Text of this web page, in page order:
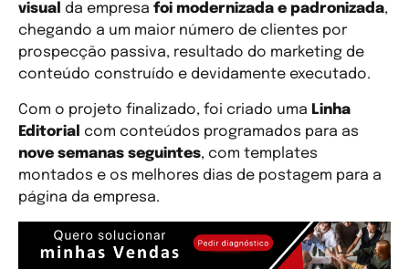
visual da empresa foi modernizada e padronizada,
chegando a um maior número de clientes por
prospecção passiva, resultado do marketing de
conteúdo construído e devidamente executado.
Com o projeto finalizado, foi criado uma Linha
Editorial com conteúdos programados para as
nove semanas seguintes, com templates
montados e os melhores dias de postagem para a
página da empresa.